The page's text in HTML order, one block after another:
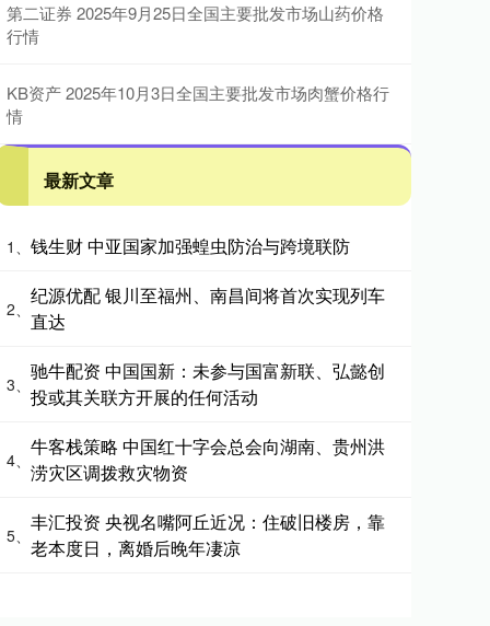
第二证券 2025年9月25日全国主要批发市场山药价格
行情
KB资产 2025年10月3日全国主要批发市场肉蟹价格行
情
最新文章
1、 钱生财 中亚国家加强蝗虫防治与跨境联防
2、
纪源优配 银川至福州、南昌间将首次实现列车
直达
3、
驰牛配资 中国国新：未参与国富新联、弘懿创
投或其关联方开展的任何活动
4、
牛客栈策略 中国红十字会总会向湖南、贵州洪
涝灾区调拨救灾物资
5、
丰汇投资 央视名嘴阿丘近况：住破旧楼房，靠
老本度日，离婚后晚年凄凉